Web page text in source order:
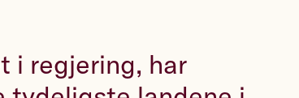
i regjering, har